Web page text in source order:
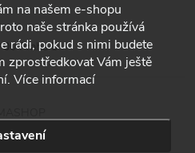
na našem e-shopu
naše stránka používá
rádi, pokud s nimi budete
zprostředkovat Vám ještě
Více informací
00 Praha 5